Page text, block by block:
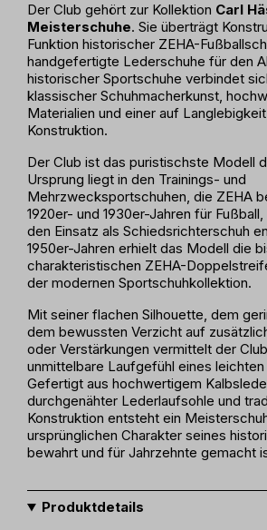
Der Club gehört zur Kollektion Carl
Meisterschuhe. Sie überträgt
Funktion historischer ZEHA-
handgefertigte Lederschuhe für den
historischer Sportschuhe verbindet
klassischer Schuhmacherkunst,
Materialien und einer auf
Konstruktion.
Der Club ist das puristischste Modell
Ursprung liegt in den Trainings- und
Mehrzwecksportschuhen, die ZEHA
1920er- und 1930er-Jahren für
den Einsatz als Schiedsrichterschuh
1950er-Jahren erhielt das Modell die
charakteristischen ZEHA-
der modernen Sportschuhkollektion.
Mit seiner flachen Silhouette, dem
dem bewussten Verzicht auf
oder Verstärkungen vermittelt der
unmittelbare Laufgefühl eines
Gefertigt aus hochwertigem
durchgenähter Lederlaufsohle und
Konstruktion entsteht ein
ursprünglichen Charakter seines
bewahrt und für Jahrzehnte gemacht
Produktdetails